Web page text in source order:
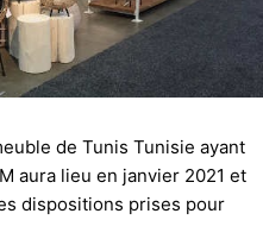
de Tunis Tunisie ayant
aura lieu en janvier 2021 et
dispositions prises pour